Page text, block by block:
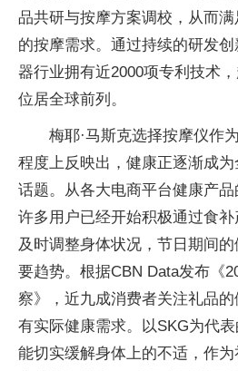
品共研与按摩方案调校，从而
的按摩需求。通过持续的研发
器行业拥有近2000项专利技术
位居全球前列。
梅耶·马斯克选择按摩仪作
程度上反映出，健康正逐渐成
话题。从各大电商平台健康产品
许多用户已经开始积极通过食
及时调整身体状况，节日期间
要趋势。根据CBN Data发布《
察》，近九成消费者关注礼品
有实际健康需求。以SKG为代
能切实缓解身体上的不适，作